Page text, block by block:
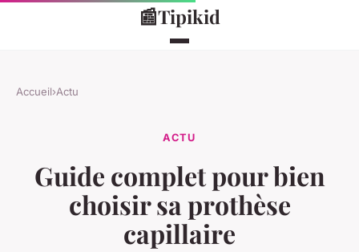
📰Tipikid
Accueil›Actu
ACTU
Guide complet pour bien
choisir sa prothèse
capillaire